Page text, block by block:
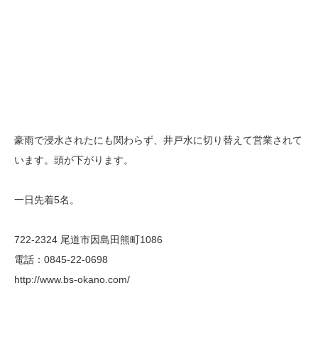
豪雨で浸水されたにも関わらず、井戸水に切り替えて営業されて
います。頭が下がります。
一日先着5名。
722-2324 尾道市因島田熊町1086
電話：0845-22-0698
http://www.bs-okano.com/